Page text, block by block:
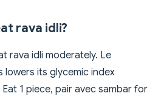
rava idli?
rava idli moderately. Le
its glycemic index
1 piece, pair avec sambar for